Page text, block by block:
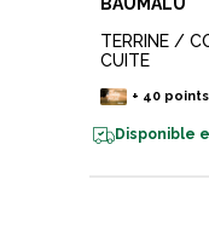
TERRINE /
CUITE
+ 40 points
Disponible